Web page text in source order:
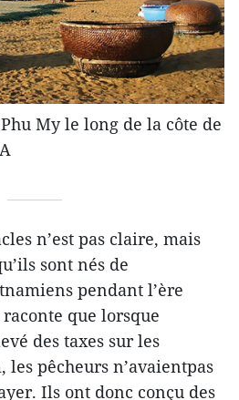
My le long de la côte de
n’est pas claire, mais
sont nés de
pendant l’ère
que lorsque
des taxes sur les
les pêcheurs n’avaientpas
Ils ont donc conçu des